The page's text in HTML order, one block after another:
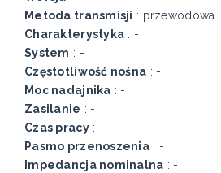
Metoda transmisji : przewodowa
Charakterystyka : -
System : -
Częstotliwość nośna : -
Moc nadajnika : -
Zasilanie : -
Czas pracy: -
Pasmo przenoszenia : -
Impedancja nominalna : -